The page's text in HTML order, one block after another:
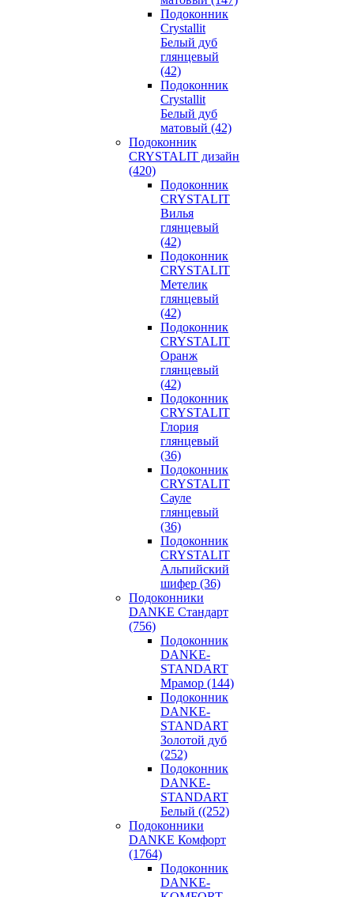
Подоконник
Crystallit
Белый дуб
глянцевый
(42)
Подоконник
Crystallit
Белый дуб
матовый (42)
Подоконник
CRYSTALIT дизайн
(420)
Подоконник
CRYSTALIT
Вилья
глянцевый
(42)
Подоконник
CRYSTALIT
Метелик
глянцевый
(42)
Подоконник
CRYSTALIT
Оранж
глянцевый
(42)
Подоконник
CRYSTALIT
Глория
глянцевый
(36)
Подоконник
CRYSTALIT
Сауле
глянцевый
(36)
Подоконник
CRYSTALIT
Альпийский
шифер (36)
Подоконники
DANKE Стандарт
(756)
Подоконник
DANKE-
STANDART
Мрамор (144)
Подоконник
DANKE-
STANDART
Золотой дуб
(252)
Подоконник
DANKE-
STANDART
Белый ((252)
Подоконники
DANKE Комфорт
(1764)
Подоконник
DANKE-